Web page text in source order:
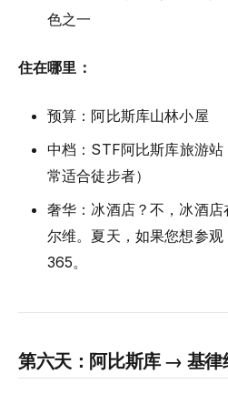
色之一
住在哪里：
预算：阿比斯库山林小屋
中档：STF阿比斯库旅游
常适合徒步者）
奢华：冰酒店？不，冰酒
尔维。夏天，如果您想参
365。
第六天：阿比斯库 → 基律